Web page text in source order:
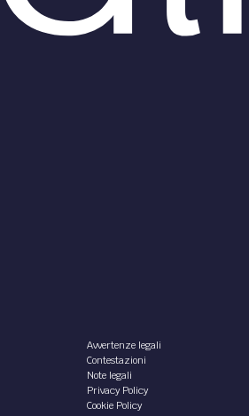
Avvertenze legali
Contestazioni
Note legali
Privacy Policy
Cookie Policy